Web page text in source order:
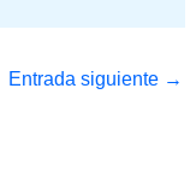
Entrada siguiente →